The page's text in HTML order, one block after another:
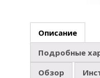
Описание
Подробные
Обзор